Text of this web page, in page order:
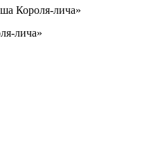
Короля-лича»
лича»